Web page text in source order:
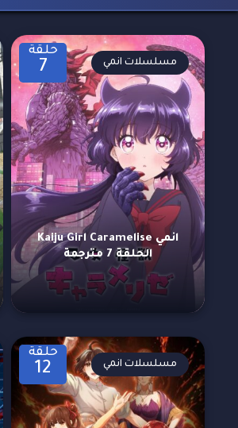
حلقة
7
انمي Kaiju Girl Caramelise
الحلقة 7 مترجمة
مسلسلات انمي
حلقة
12 مسلسلات انمي